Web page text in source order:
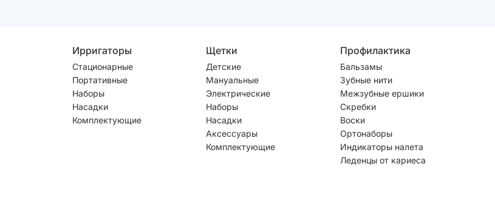
Ирригаторы
Стационарные
Портативные
Наборы
Насадки
Комплектующие
Щетки
Детские
Мануальные
Электрические
Наборы
Насадки
Аксессуары
Комплектующие
Профилактика
Бальзамы
Зубные нити
Межзубные ершики
Скребки
Воски
Ортонаборы
Индикаторы налета
Леденцы от кариеса